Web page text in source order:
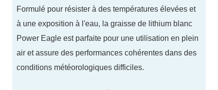
Formulé pour résister à des températures élevées et
à une exposition à l'eau, la graisse de lithium blanc
Power Eagle est parfaite pour une utilisation en plein
air et assure des performances cohérentes dans des
conditions météorologiques difficiles.